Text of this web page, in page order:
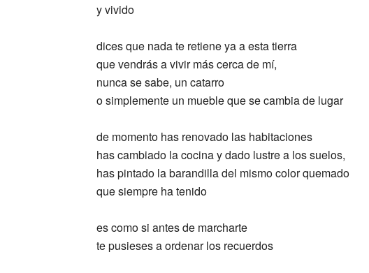
y vivido
dices que nada te retiene ya a esta tierra
que vendrás a vivir más cerca de mí,
nunca se sabe, un catarro
o simplemente un mueble que se cambia de lugar
de momento has renovado las habitaciones
has cambiado la cocina y dado lustre a los suelos,
has pintado la barandilla del mismo color quemado
que siempre ha tenido
es como si antes de marcharte
te pusieses a ordenar los recuerdos